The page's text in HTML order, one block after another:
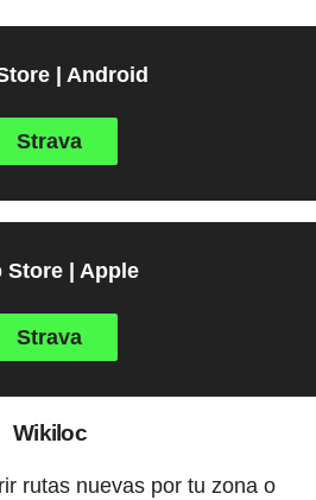
| Android
Strava
Store | Apple
Strava
Wikiloc
rutas nuevas por tu zona o